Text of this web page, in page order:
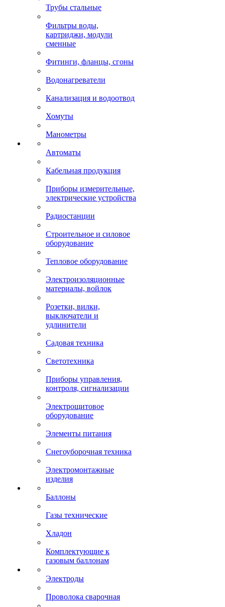
Трубы стальные
Фильтры воды,
картриджи, модули
сменные
Фитинги, фланцы, сгоны
Водонагреватели
Канализация и водоотвод
Хомуты
Манометры
Автоматы
Кабельная продукция
Приборы измерительные,
электрические устройства
Радиостанции
Строительное и силовое
оборудование
Тепловое оборудование
Электроизоляционные
материалы, войлок
Розетки, вилки,
выключатели и
удлинители
Садовая техника
Светотехника
Приборы управления,
контроля, сигнализации
Электрощитовое
оборудование
Элементы питания
Снегоуборочная техника
Электромонтажные
изделия
Баллоны
Газы технические
Хладон
Комплектующие к
газовым баллонам
Электроды
Проволока сварочная